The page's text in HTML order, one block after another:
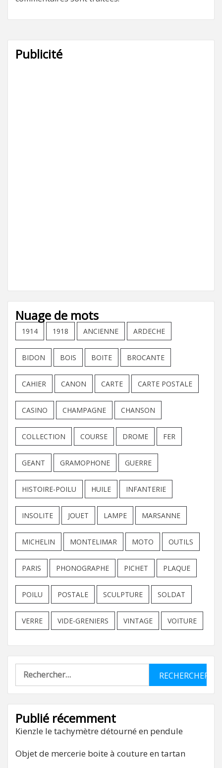
Publicité
Nuage de mots
1914 1918 ANCIENNE ARDECHE
BIDON BOIS BOITE BROCANTE
CAHIER CANON CARTE CARTE POSTALE
CASINO CHAMPAGNE CHANSON
COLLECTION COURSE DROME FER
GEANT GRAMOPHONE GUERRE
HISTOIRE-POILU HUILE INFANTERIE
INSOLITE JOUET LAMPE MARSANNE
MICHELIN MONTELIMAR MOTO OUTILS
PARIS PHONOGRAPHE PICHET PLAQUE
POILU POSTALE SCULPTURE SOLDAT
VERRE VIDE-GRENIERS VINTAGE VOITURE
Rechercher :
Publié récemment
Kienzle le tachymètre détourné en pendule
Objet de mercerie boite à couture en tartan